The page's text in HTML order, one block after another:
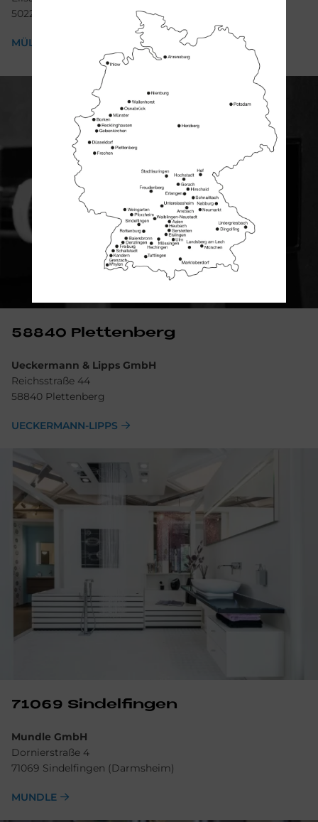
50226 Frechen
MÜLLER + SOHN
58840 Plet­ten­berg
Ueckermann & Lipps GmbH
Reichsstraße 44
58840 Plettenberg
UECKERMANN-LIPPS
71069 Sin­del­fin­gen
Mundle GmbH
Dornierstraße 4
71069 Sindelfingen (Darmsheim)
MUNDLE